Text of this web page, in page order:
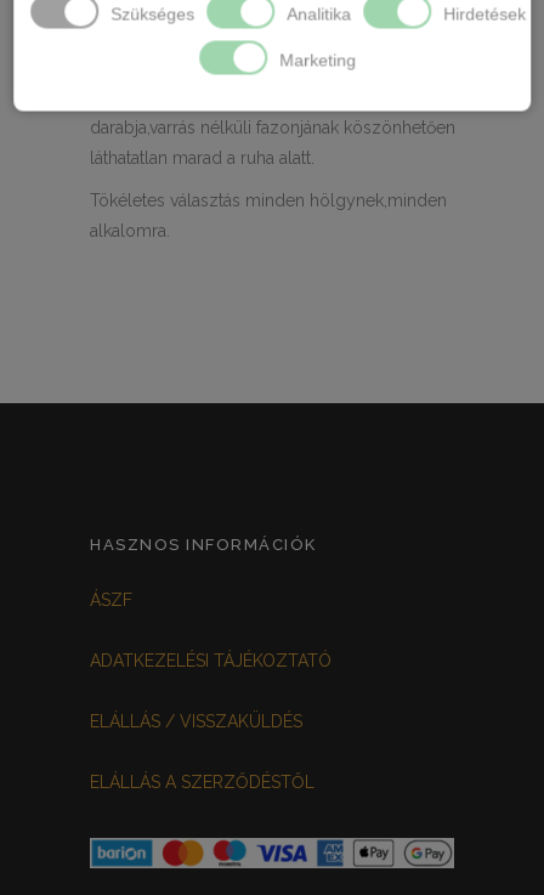
Testre simuló bugyi varrás nélkül,mikroszálas
darabja,varrás nélküli fazonjának köszönhetően
láthatatlan marad a ruha alatt.
Tökéletes választás minden hölgynek,minden
alkalomra.
HASZNOS INFORMÁCIÓK
ÁSZF
ADATKEZELÉSI TÁJÉKOZTATÓ
ELÁLLÁS / VISSZAKÜLDÉS
ELÁLLÁS A SZERZŐDÉSTŐL
Szükséges Analitika Hirdetések
Marketing